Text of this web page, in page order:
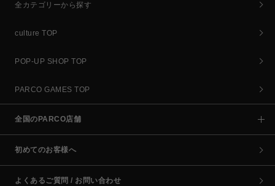
全カテゴリーから探す
culture TOP
POP-UP SHOP TOP
PARCO GAMES TOP
全国のPARCO店舗
初めてのお客様へ
よくあるご質問 / お問い合わせ